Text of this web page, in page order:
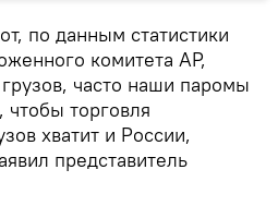
по данным статистики
комитета АР,
часто наши паромы
чтобы торговля
хватит и России,
представитель